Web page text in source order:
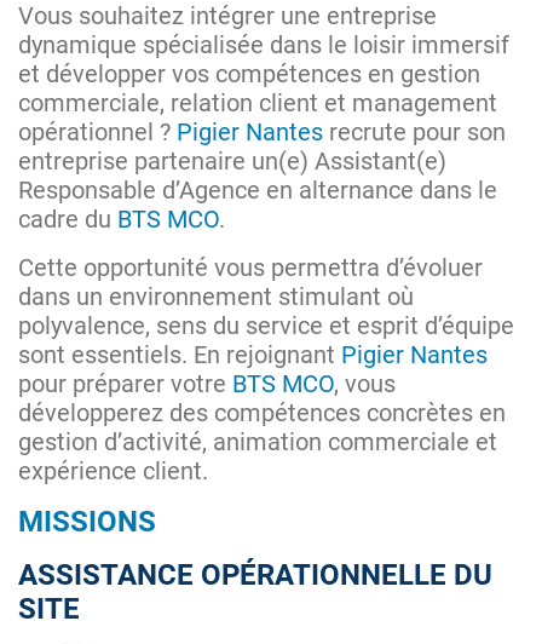
Vous souhaitez intégrer une entreprise
dynamique spécialisée dans le loisir immersif
et développer vos compétences en gestion
commerciale, relation client et management
opérationnel ? Pigier Nantes recrute pour son
entreprise partenaire un(e) Assistant(e)
Responsable d’Agence en alternance dans le
cadre du BTS MCO.
Cette opportunité vous permettra d’évoluer
dans un environnement stimulant où
polyvalence, sens du service et esprit d’équipe
sont essentiels. En rejoignant Pigier Nantes
pour préparer votre BTS MCO, vous
développerez des compétences concrètes en
gestion d’activité, animation commerciale et
expérience client.
MISSIONS
ASSISTANCE OPÉRATIONNELLE DU
SITE